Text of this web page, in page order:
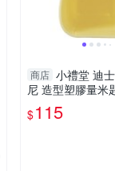
商店 小禮堂 迪
尼 造型塑膠量米
(黃款) 4904121-
$115